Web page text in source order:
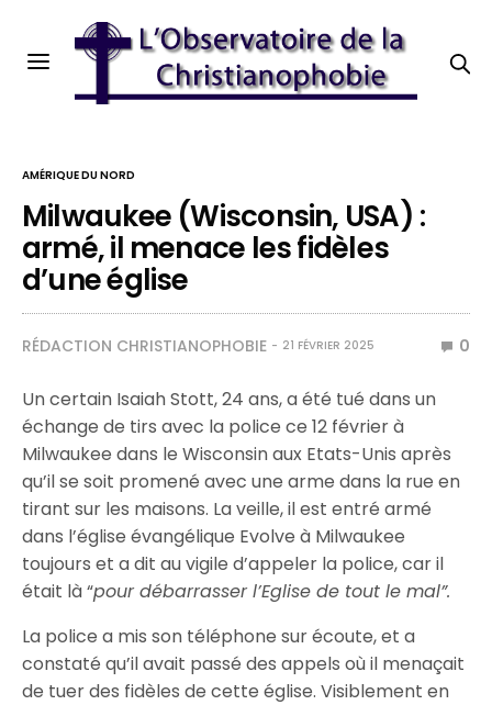
AMÉRIQUE DU NORD
Milwaukee (Wisconsin, USA) :
armé, il menace les fidèles
d’une église
RÉDACTION CHRISTIANOPHOBIE 21 FÉVRIER 2025 0
Un certain Isaiah Stott, 24 ans, a été tué dans un
échange de tirs avec la police ce 12 février à
Milwaukee dans le Wisconsin aux Etats-Unis après
qu’il se soit promené avec une arme dans la rue en
tirant sur les maisons. La veille, il est entré armé
dans l’église évangélique Evolve à Milwaukee
toujours et a dit au vigile d’appeler la police, car il
était là “pour débarrasser l’Eglise de tout le mal”.
La police a mis son téléphone sur écoute, et a
constaté qu’il avait passé des appels où il menaçait
de tuer des fidèles de cette église. Visiblement en